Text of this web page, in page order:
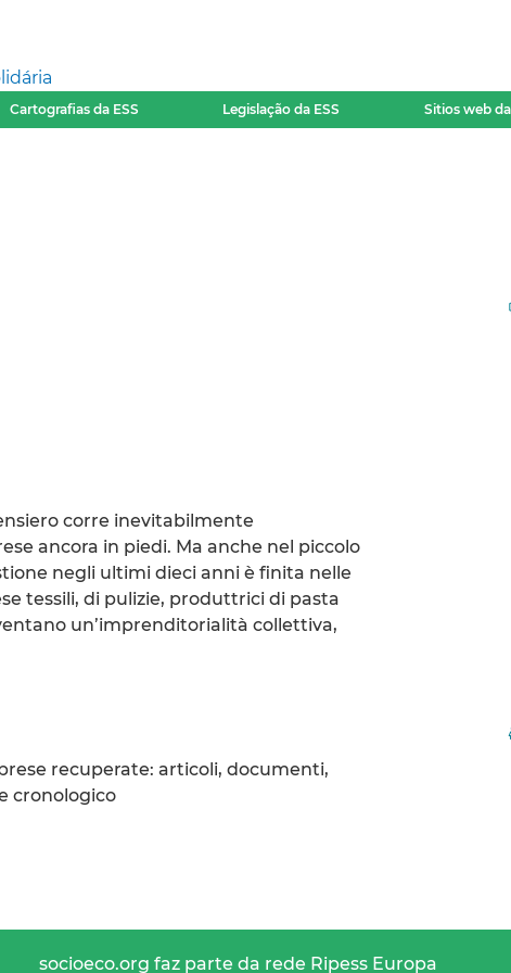
Cartografias da ESS Legislação da ESS Sitios web da
corre inevitabilmente
ancora in piedi. Ma anche nel piccolo
negli ultimi dieci anni è finita nelle
tessili, di pulizie, produttrici di pasta
un’imprenditorialità collettiva,
recuperate: articoli, documenti,
cronologico
socioeco.org faz parte da rede Ripess Europa